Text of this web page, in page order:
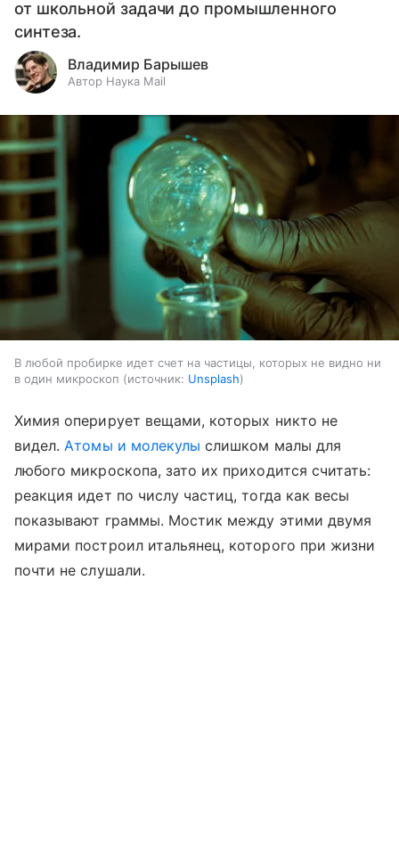
от школьной задачи до промышленного
синтеза.
Владимир Барышев
Автор Наука Mail
В любой пробирке идет счет на частицы, которых не видно ни
в один микроскоп
источник: Unsplash
Химия оперирует вещами, которых никто не
видел. Атомы и молекулы слишком малы для
любого микроскопа, зато их приходится считать:
реакция идет по числу частиц, тогда как весы
показывают граммы. Мостик между этими двумя
мирами построил итальянец, которого при жизни
почти не слушали.